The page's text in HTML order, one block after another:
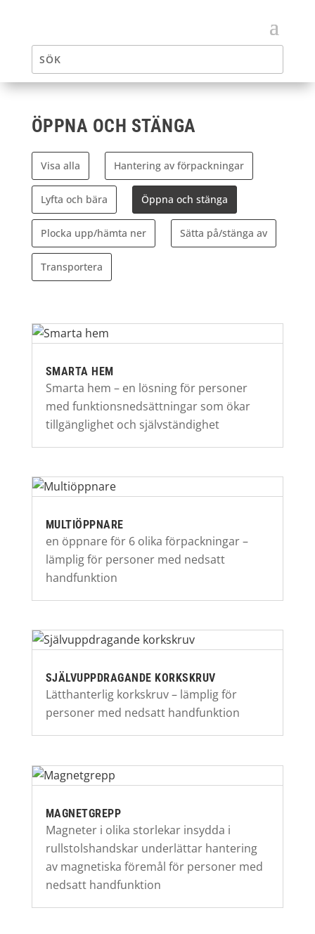
ÖPPNA OCH STÄNGA
Visa alla Hantering av förpackningar
Lyfta och bära Öppna och stänga
Plocka upp/hämta ner Sätta på/stänga av
Transportera
SMARTA HEM
Smarta hem – en lösning för personer
med funktionsnedsättningar som ökar
tillgänglighet och självständighet
MULTIÖPPNARE
en öppnare för 6 olika förpackningar –
lämplig för personer med nedsatt
handfunktion
SJÄLVUPPDRAGANDE KORKSKRUV
Lätthanterlig korkskruv – lämplig för
personer med nedsatt handfunktion
MAGNETGREPP
Magneter i olika storlekar insydda i
rullstolshandskar underlättar hantering
av magnetiska föremål för personer med
nedsatt handfunktion